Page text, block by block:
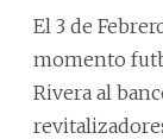
El 3 de
momento
Rivera al